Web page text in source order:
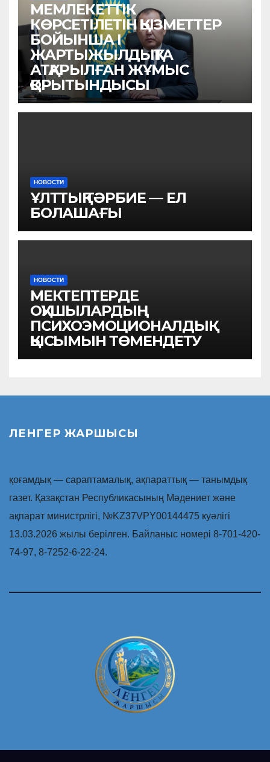
МЕМЛЕКЕТТІК
КӨРСЕТІЛЕТІН ҚЫЗМЕТТЕР
БОЙЫНША I
ЖАРТЫЖЫЛДЫҚТА
АТҚАРЫЛҒАН ЖҰМЫС
ҚОРЫТЫНДЫСЫ
НОВОСТИ
ҰЛТТЫҚ ТӘРБИЕ — ЕЛ
БОЛАШАҒЫ
НОВОСТИ
МЕКТЕПТЕРДЕ
ОҚУШЫЛАРДЫҢ
ПСИХОЭМОЦИОНАЛДЫҚ
ҚЫСЫМЫН ТӨМЕНДЕТУ
ЛЕНГЕР ЖАРШЫСЫ
қоғамдық — сараптамалық, ақпараттық — танымдық
газет. Қазақстан Республикасының Мәдениет және
ақпарат министрлігі, №KZ37VPY00144475 куәлігі
13.03.2026 жылы берілген. Байланыс номері 8-701-420-
74-97, 8-7252-6-22-24.